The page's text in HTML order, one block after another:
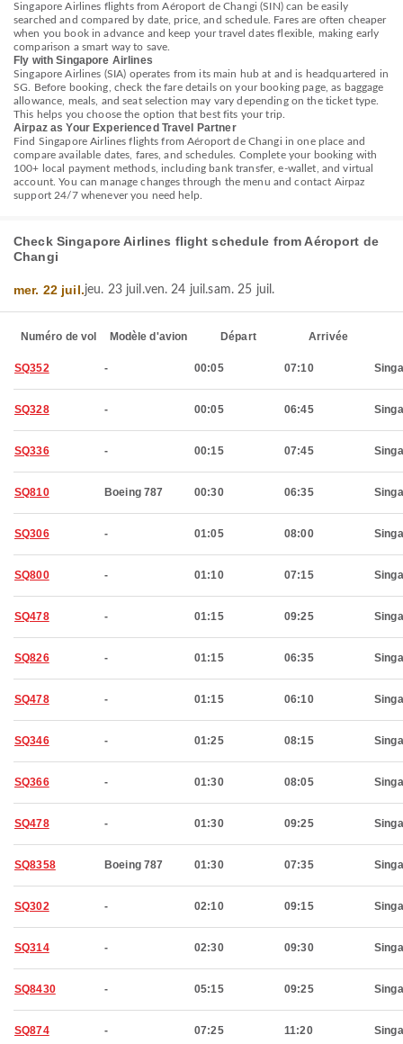
Singapore Airlines flights from Aéroport de Changi (SIN) can be easily
searched and compared by date, price, and schedule. Fares are often cheaper
when you book in advance and keep your travel dates flexible, making early
comparison a smart way to save.
Fly with Singapore Airlines
Singapore Airlines (SIA) operates from its main hub at and is headquartered in
SG. Before booking, check the fare details on your booking page, as baggage
allowance, meals, and seat selection may vary depending on the ticket type.
This helps you choose the option that best fits your trip.
Airpaz as Your Experienced Travel Partner
Find Singapore Airlines flights from Aéroport de Changi in one place and
compare available dates, fares, and schedules. Complete your booking with
100+ local payment methods, including bank transfer, e-wallet, and virtual
account. You can manage changes through the menu and contact Airpaz
support 24/7 whenever you need help.
Check Singapore Airlines flight schedule from Aéroport de
Changi
mer. 22 juil.jeu. 23 juil.ven. 24 juil.sam. 25 juil.
Numéro de vol Modèle d'avion Départ Arrivée
SQ352 - 00:05 07:10
SQ328 - 00:05 06:45
SQ336 - 00:15 07:45
SQ810 Boeing 787 00:30 06:35
SQ306 - 01:05 08:00
SQ800 - 01:10 07:15
SQ478 - 01:15 09:25
SQ826 - 01:15 06:35
SQ478 - 01:15 06:10
SQ346 - 01:25 08:15
SQ366 - 01:30 08:05
SQ478 - 01:30 09:25
SQ8358 Boeing 787 01:30 07:35
SQ302 - 02:10 09:15
SQ314 - 02:30 09:30
SQ8430 - 05:15 09:25
SQ874 - 07:25 11:20